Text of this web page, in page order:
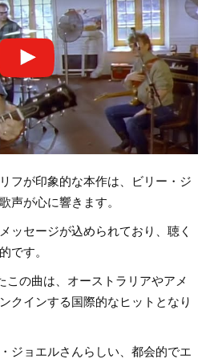
フが印象的な本作は、ビリー・ジ
声が心に響きます。
ッセージが込められており、聴く
です。
この曲は、オーストラリアやアメ
クインする国際的なヒットとなり
ジョエルさんらしい、都会的でエ